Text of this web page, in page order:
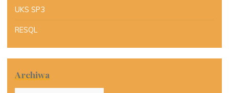
UKS SP3
RESQL
Archiwa